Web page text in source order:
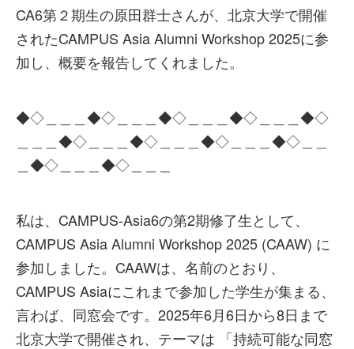
CA6第２期生の原田群士さんが、北京大学で開催
されたCAMPUS Asia Alumni Workshop 2025に参
加し、概要を報告してくれました。
◆◇＿＿＿◆◇＿＿＿◆◇＿＿＿◆◇＿＿＿◆◇
＿＿＿◆◇＿＿＿◆◇＿＿＿◆◇＿＿＿◆◇＿＿
＿◆◇＿＿＿◆◇＿＿＿
私は、CAMPUS-Asia6の第2期修了生として、
CAMPUS Asia Alumni Workshop 2025 (CAAW) に
参加しました。CAAWは、名前のとおり、
CAMPUS Asiaにこれまで参加した学生が集まる、
言わば、同窓会です。2025年6月6日から8日まで
北京大学で開催され、テーマは 「持続可能な同窓